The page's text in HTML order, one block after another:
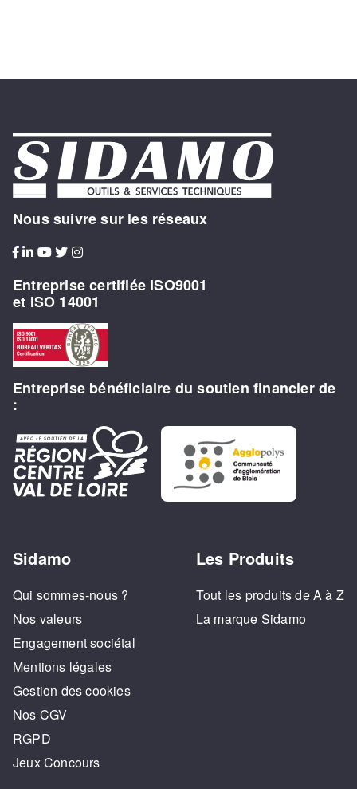
Nous suivre sur les réseaux
Entreprise certifiée ISO9001
et ISO 14001
Entreprise bénéficiaire du soutien financier de
:
Sidamo
Qui sommes-nous ?
Nos valeurs
Engagement sociétal
Mentions légales
Gestion des cookies
Nos CGV
RGPD
Jeux Concours
Les Produits
Tout les produits de A à Z
La marque Sidamo